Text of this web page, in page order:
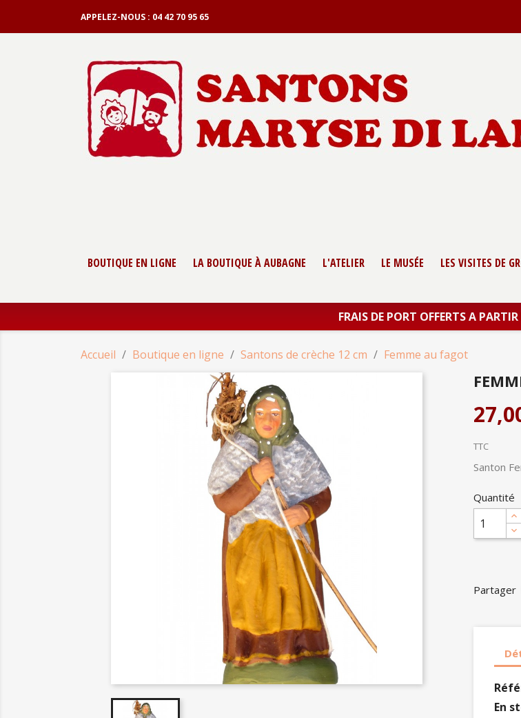
APPELEZ-NOUS : 04 42 70 95 65
BOUTIQUE EN LIGNE LA BOUTIQUE À AUBAGNE L'ATELIER LE MUSÉE LES VISITES DE
FRAIS DE PORT OFFERTS A
Accueil Boutique en ligne Santons de crèche 12 cm Femme au fagot
TTC
Santon
Quantité
Partager
En